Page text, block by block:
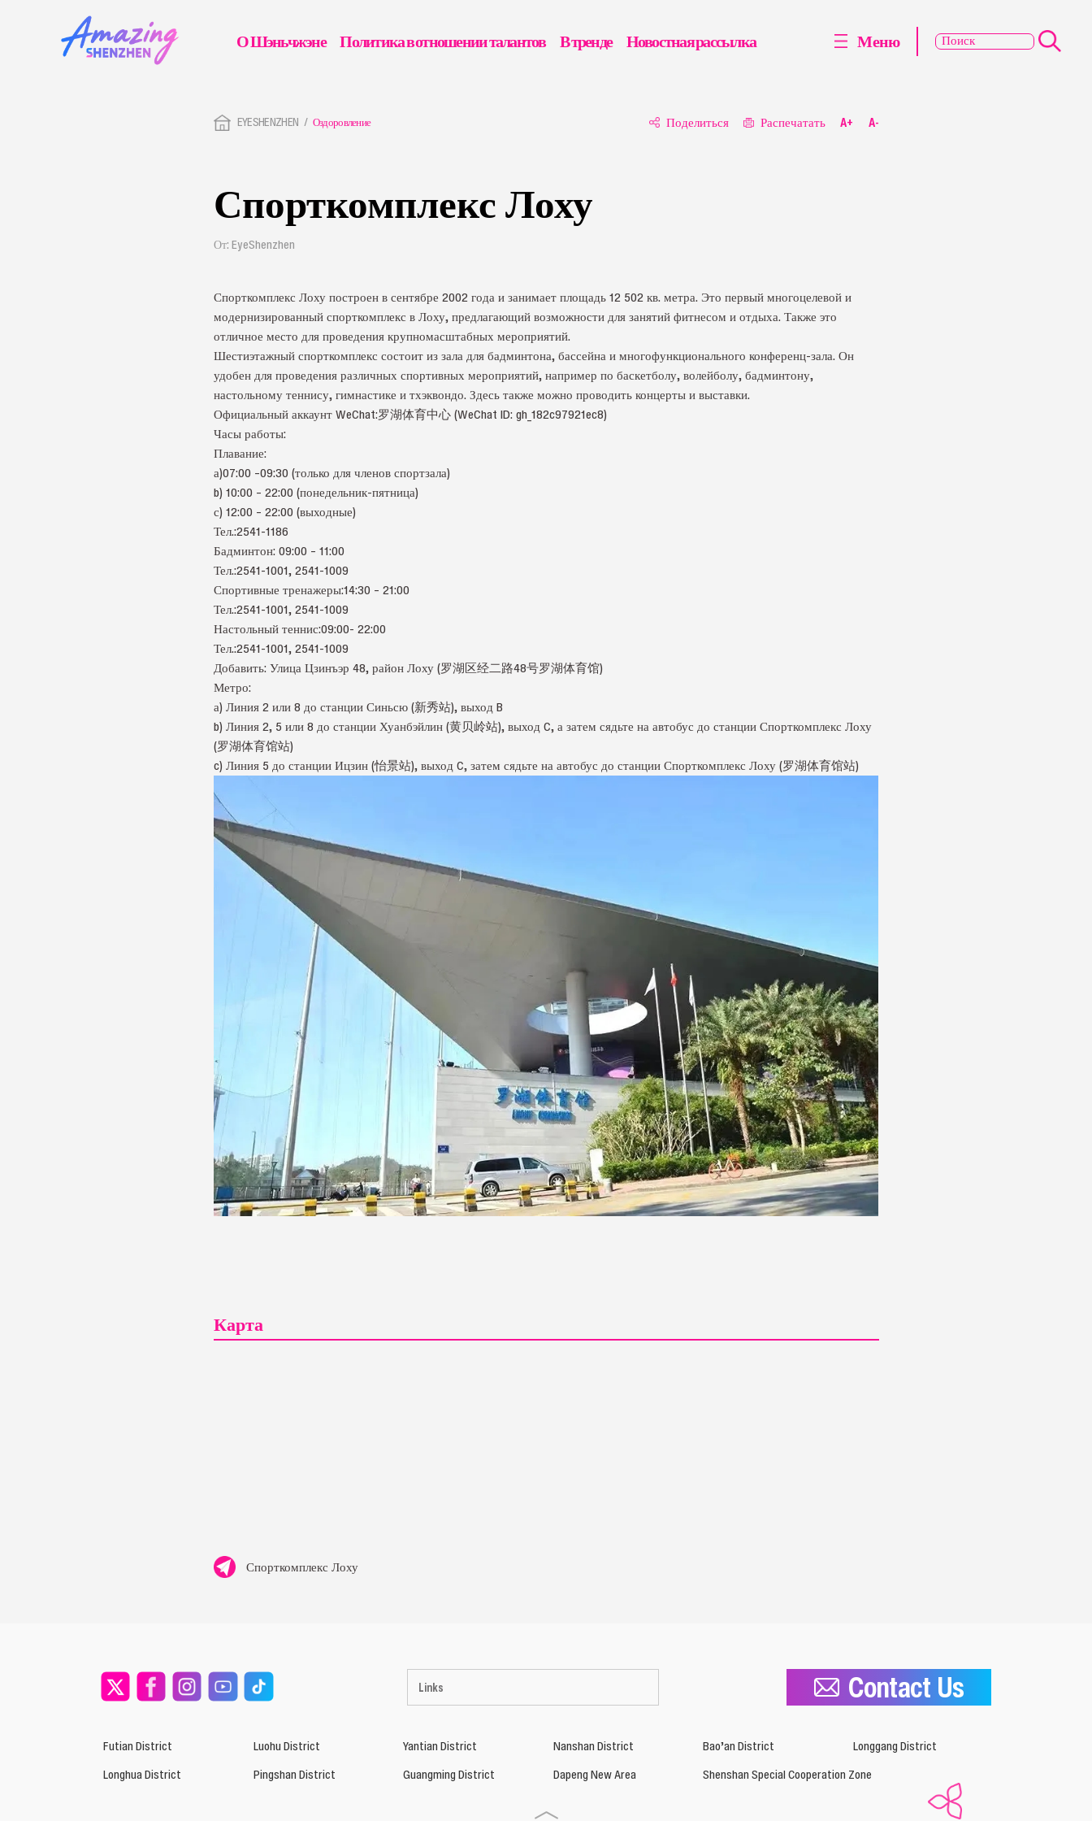
EYESHENZHEN Оздоровление Поделиться Распечатать A+ A-
Спорткомплекс Лоху
От: EyeShenzhen
Спорткомплекс Лоху построен в сентябре 2002 года и занимает площадь 12 502 кв. метра. Это первый многоцелевой и
модернизированный спорткомплекс в Лоху, предлагающий возможности для занятий фитнесом и отдыха. Также это
отличное место для проведения крупномасштабных мероприятий.
Шестиэтажный спорткомплекс состоит из зала для бадминтона, бассейна и многофункционального конференц-зала. Он
удобен для проведения различных спортивных мероприятий, например по баскетболу, волейболу, бадминтону,
настольному теннису, гимнастике и тхэквондо. Здесь также можно проводить концерты и выставки.
Официальный аккаунт WeChat:罗湖体育中心 (WeChat ID: gh_182c97921ec8)
Часы работы:
Плавание:
а)07:00 –09:30 (только для членов спортзала)
b) 10:00 – 22:00 (понедельник-пятница)
с) 12:00 – 22:00 (выходные)
Тел.:2541-1186
Бадминтон: 09:00 – 11:00
Тел.:2541-1001, 2541-1009
Спортивные тренажеры:14:30 – 21:00
Тел.:2541-1001, 2541-1009
Настольный теннис:09:00- 22:00
Тел.:2541-1001, 2541-1009
Добавить: Улица Цзинъэр 48, район Лоху (罗湖区经二路48号罗湖体育馆)
Метро:
а) Линия 2 или 8 до станции Синьсю (新秀站), выход B
b) Линия 2, 5 или 8 до станции Хуанбэйлин (黄贝岭站), выход C, а затем сядьте на автобус до станции Спорткомплекс Лоху
(罗湖体育馆站)
c) Линия 5 до станции Ицзин (怡景站), выход C, затем сядьте на автобус до станции Спорткомплекс Лоху (罗湖体育馆站)
Карта
Спорткомплекс Лоху
О Шэньчжэне Политика в отношении талантов В тренде Новостная рассылка Меню
Links Contact Us
Futian District Luohu District Yantian District Nanshan District Bao’an District
Longgang District
Longhua District
Pingshan District Guangming District Dapeng New Area Shenshan Special Cooperation Zone